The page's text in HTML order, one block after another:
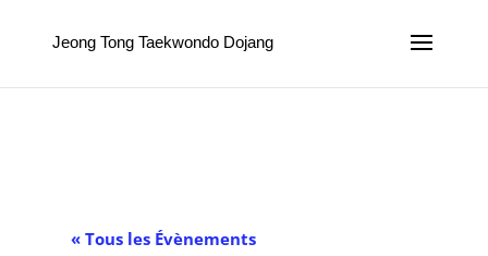
Jeong Tong Taekwondo Dojang
« Tous les Évènements